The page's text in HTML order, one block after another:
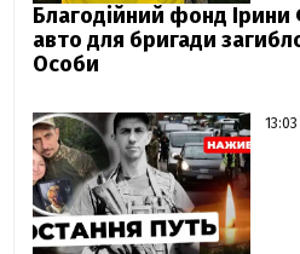
Благодійний фонд
авто для бригади
Особи
13:03